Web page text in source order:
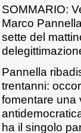
SOMMARIO:
Marco
sette del
Pannella
trentanni:
fomentare una
ha il singolo